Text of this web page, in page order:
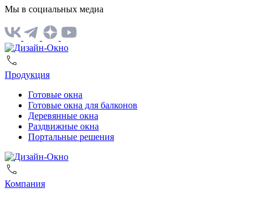
Мы в социальных медиа
Продукция
Готовые окна
Готовые окна для балконов
Деревянные окна
Раздвижные окна
Портальные решения
Компания